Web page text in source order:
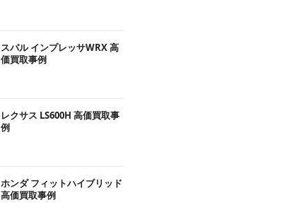
スバル インプレッサWRX 高
価買取事例
レクサス LS600H 高価買取事
例
ホンダ フィットハイブリッド
高価買取事例